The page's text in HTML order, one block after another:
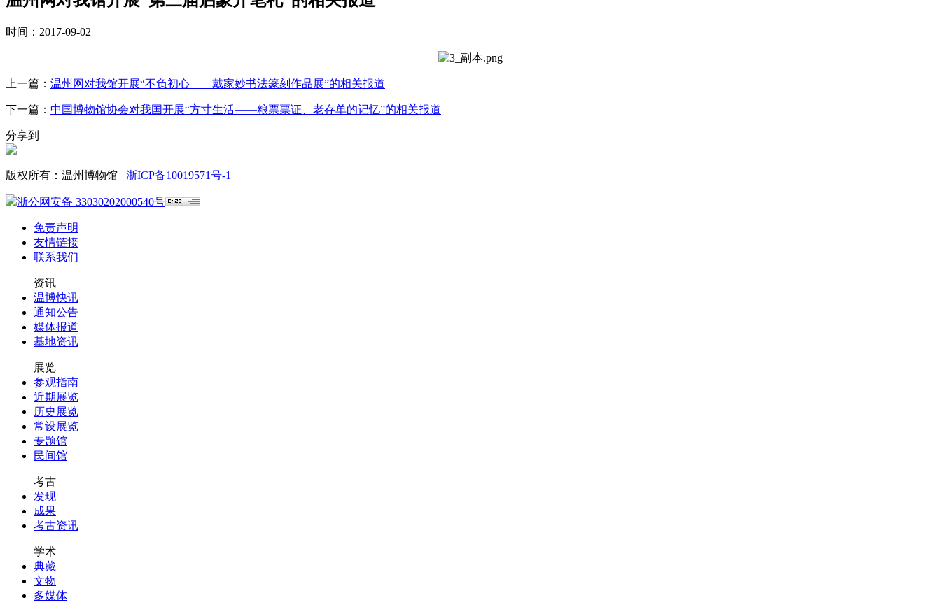
时间：2017-09-02
上一篇： 温州网对我馆开展“不负初心——戴家妙书法篆刻作品展”的相关报道
下一篇： 中国博物馆协会对我国开展“方寸生活——粮票票证、老存单的记忆”的相关报道
分享到
版权所有：温州博物馆 浙ICP备10019571号-1
浙公网安备 33030202000540号
免责声明
友情链接
联系我们
资讯
温博快讯
通知公告
媒体报道
基地资讯
展览
参观指南
近期展览
历史展览
常设展览
专题馆
民间馆
考古
发现
成果
考古资讯
学术
典藏
文物
多媒体